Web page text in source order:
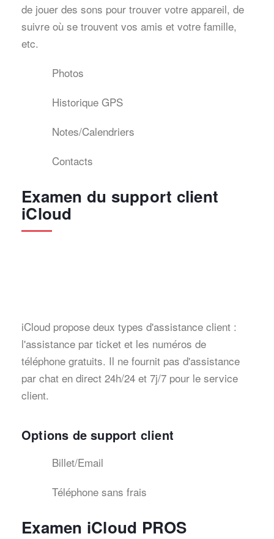
de jouer des sons pour trouver votre appareil, de
suivre où se trouvent vos amis et votre famille,
etc.
Photos
Historique GPS
Notes/Calendriers
Contacts
Examen du support client
iCloud
iCloud propose deux types d'assistance client :
l'assistance par ticket et les numéros de
téléphone gratuits. Il ne fournit pas d'assistance
par chat en direct 24h/24 et 7j/7 pour le service
client.
Options de support client
Billet/Email
Téléphone sans frais
Examen iCloud PROS